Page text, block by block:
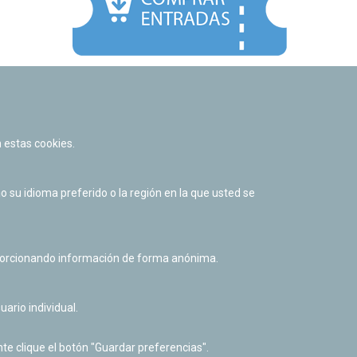
Política de cookies
Derecho de acceso a información pública
cookies.
su idioma preferido o la región en la que usted se
información de forma anónima.
individual.
clique el botón "Guardar preferencias".